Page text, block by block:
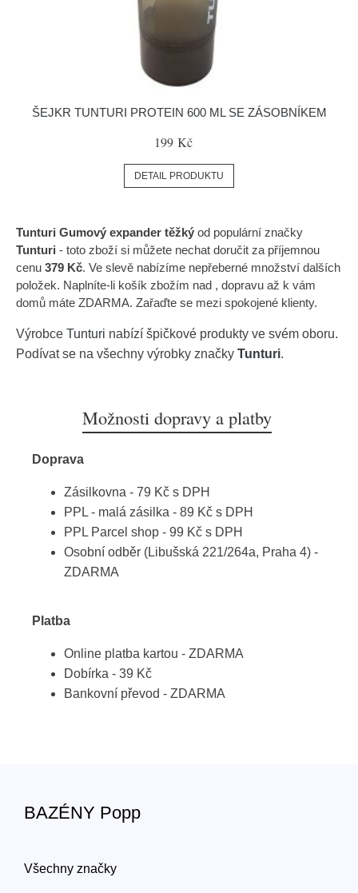
ŠEJKR TUNTURI PROTEIN 600 ML SE ZÁSOBNÍKEM
199 Kč
DETAIL PRODUKTU
Tunturi Gumový expander těžký od populární značky
Tunturi - toto zboží si můžete nechat doručit za příjemnou
cenu 379 Kč. Ve slevě nabízíme nepřeberné množství dalších
položek. Naplníte-li košík zbožím nad , dopravu až k vám
domů máte ZDARMA. Zařaďte se mezi spokojené klienty.
Výrobce Tunturi nabízí špičkové produkty ve svém oboru.
Podívat se na všechny výrobky značky Tunturi.
Možnosti dopravy a platby
Doprava
Zásilkovna - 79 Kč s DPH
PPL - malá zásilka - 89 Kč s DPH
PPL Parcel shop - 99 Kč s DPH
Osobní odběr (Libušská 221/264a, Praha 4) -
ZDARMA
Platba
Online platba kartou - ZDARMA
Dobírka - 39 Kč
Bankovní převod - ZDARMA
BAZÉNY Popp
Všechny značky